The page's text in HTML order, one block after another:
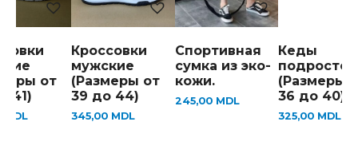
от
41)
MDL
Кроссовки
мужские
(Размеры от
39 до 44)
345,00 MDL
Спортивная
сумка из эко-
кожи.
245,00 MDL
Кеды
подросток
(Размеры
36 до 40)
325,00 MDL